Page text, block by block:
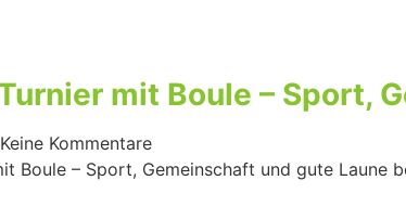
mit Boule – Sport,
Keine Kommentare
Boule – Sport, Gemeinschaft und gute Laune